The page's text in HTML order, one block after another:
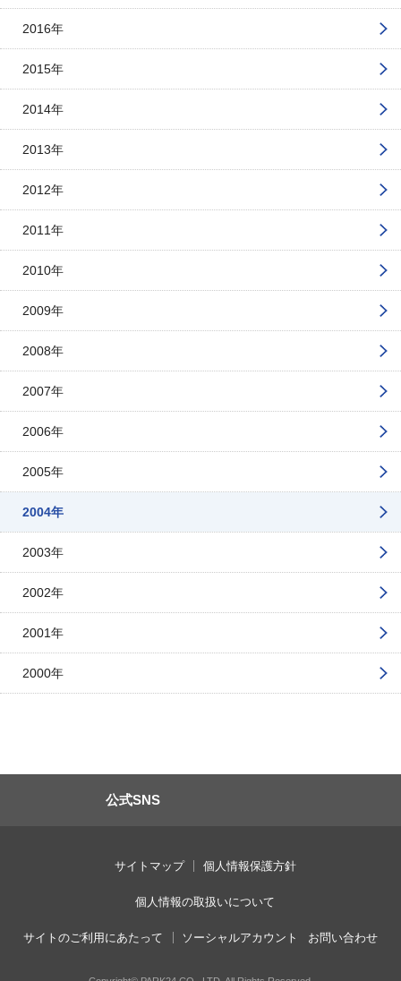
2016年
2015年
2014年
2013年
2012年
2011年
2010年
2009年
2008年
2007年
2006年
2005年
2004年
2003年
2002年
2001年
2000年
公式SNS
サイトマップ 個人情報保護方針
個人情報の取扱いについて
サイトのご利用にあたって ソーシャルアカウント お問い合わせ